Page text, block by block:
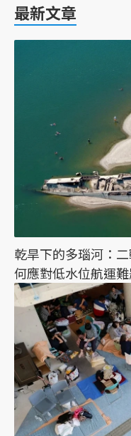
最新文章
乾旱下的多瑙河：
何應對低水位航運難